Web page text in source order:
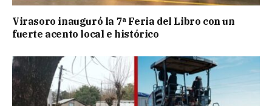
Virasoro inauguró la 7ª Feria del Libro con un
fuerte acento local e histórico